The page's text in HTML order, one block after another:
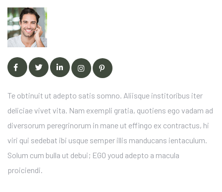
Te obtinuit ut adepto satis somno. Aliisque institoribus iter
deliciae vivet vita. Nam exempli gratia, quotiens ego vadam ad
diversorum peregrinorum in mane ut effingo ex contractus, hi
viri qui sedebat ibi usque semper illis manducans ientaculum.
Solum cum bulla ut debui; EGO youd adepto a macula
proiciendi.